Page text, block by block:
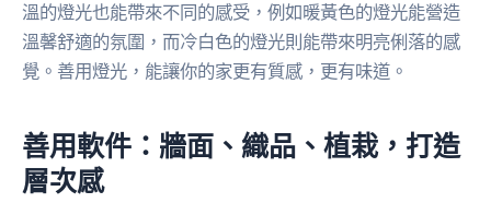
溫的燈光也能帶來不同的感受，例如暖黃色的燈光能營造
溫馨舒適的氛圍，而冷白色的燈光則能帶來明亮俐落的感
覺。善用燈光，能讓你的家更有質感，更有味道。
善用軟件：牆面、織品、植栽，打造
層次感